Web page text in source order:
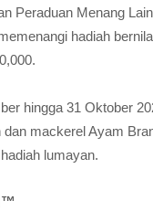
Peraduan Menang
hadiah
hingga 31 Oktober
mackerel Ayam
lumayan.